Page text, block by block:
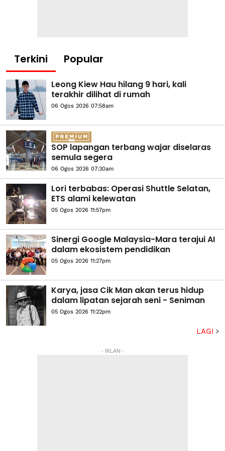
Terkini Popular
Leong Kiew Hau hilang 9 hari, kali
terakhir dilihat di rumah
06 Ogos 2026 07:58am
SOP lapangan terbang wajar diselaras
semula segera
06 Ogos 2026 07:30am
Lori terbabas: Operasi Shuttle Selatan,
ETS alami kelewatan
05 Ogos 2026 11:57pm
Sinergi Google Malaysia-Mara terajui AI
dalam ekosistem pendidikan
05 Ogos 2026 11:27pm
Karya, jasa Cik Man akan terus hidup
dalam lipatan sejarah seni - Seniman
05 Ogos 2026 11:22pm
LAGI
- IKLAN -